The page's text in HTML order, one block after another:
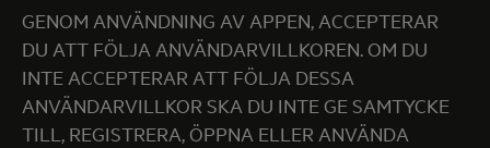
GENOM ANVÄNDNING AV APPEN, ACCEPTERAR
DU ATT FÖLJA ANVÄNDARVILLKOREN. OM DU
INTE ACCEPTERAR ATT FÖLJA DESSA
ANVÄNDARVILLKOR SKA DU INTE GE SAMTYCKE
TILL, REGISTRERA, ÖPPNA ELLER ANVÄNDA